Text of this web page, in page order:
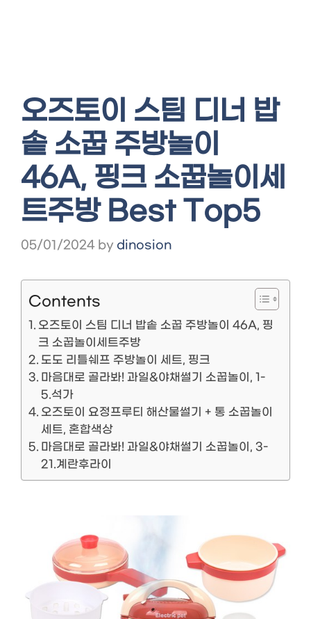
오즈토이 스팀 디너 밥
솥 소꿉 주방놀이
46A, 핑크 소꿉놀이세
트주방 Best Top5
05/01/2024 by dinosion
Contents
오즈토이 스팀 디너 밥솥 소꿉 주방놀이 46A, 핑
크 소꿉놀이세트주방
도도 리틀쉐프 주방놀이 세트, 핑크
마음대로 골라봐! 과일&야채썰기 소꿉놀이, 1-
5.석가
오즈토이 요정프루티 해산물썰기 + 통 소꿉놀이
세트, 혼합색상
마음대로 골라봐! 과일&야채썰기 소꿉놀이, 3-
21.계란후라이